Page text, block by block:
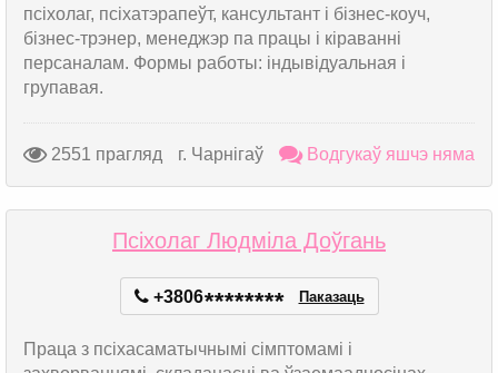
псіхолаг, псіхатэрапеўт, кансультант і бізнес-коуч,
бізнес-трэнер, менеджэр па працы і кіраванні
персаналам. Формы работы: індывідуальная і
групавая.
2551 прагляд г. Чарнігаў Водгукаў яшчэ няма
Псіхолаг Людміла Доўгань
+3806******** Паказаць
Праца з псіхасаматычнымі сімптомамі і